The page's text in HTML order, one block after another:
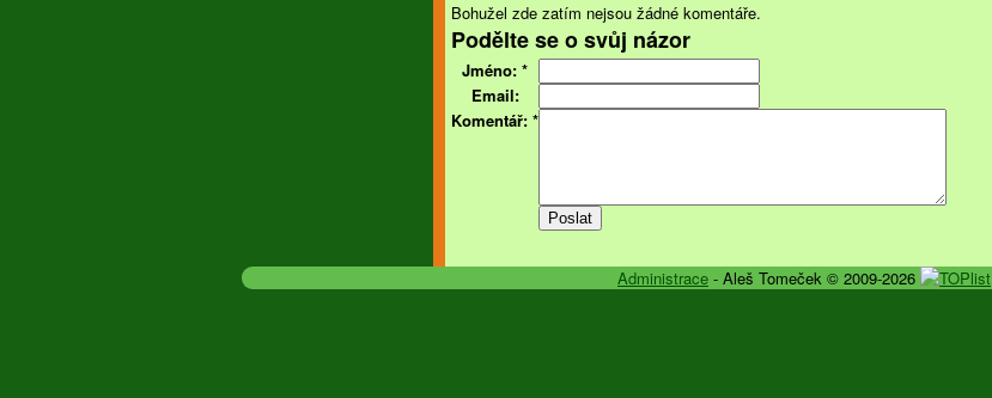
Bohužel zde zatím nejsou žádné komentáře.
Podělte se o svůj názor
Jméno: *
Email:
Komentář: *
Administrace - Aleš Tomeček © 2009-2026